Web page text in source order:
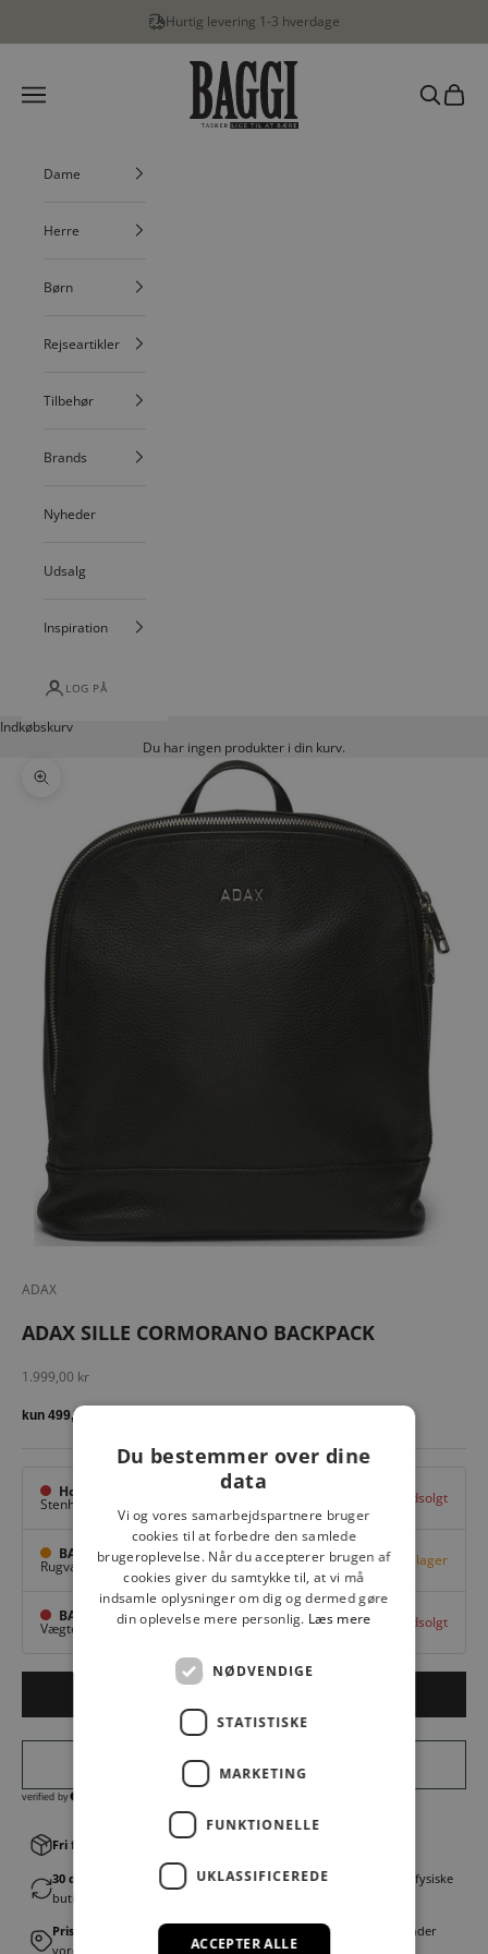
Hurtig levering 1-3 hverdage
BAGGI
Menu
Søg
Dame
Herre
Børn
Rejseartikler
Tilbehør
Brands
Nyheder
Udsalg
Inspiration
LOG PÅ
Indkøbskurv
Du har ingen produkter i din kurv.
Zoom
ADAX
ADAX SILLE CORMORANO BACKPACK
Salgspris
1.999,00 kr
Hovedlager
Stenhuggervej 10, Udsolgt
BAGGI Tarup Center
Rugvang 36,Odense NV Få på lager
BAGGI Nyborg
Vægtergade 1, Nyborg Udsolgt
Fri fragt v. køb over 499,00 kr.
30 dages fortrydelsesret │Byt eller returner gratis i en af vores fysiske
butikker
Prismatch
│Vi tilbyder landsdækkende prisgaranti. Læs mere under
vores FAQ
Du bestemmer over dine
data
Vi og vores samarbejdspartnere bruger
cookies til at forbedre den samlede
brugeroplevelse. Når du accepterer brugen af
cookies giver du samtykke til, at vi må
indsamle oplysninger om dig og dermed gøre
din oplevelse mere personlig. Læs mere
NØDVENDIGE
STATISTISKE
MARKETING
FUNKTIONELLE
UKLASSIFICEREDE
ACCEPTER ALLE